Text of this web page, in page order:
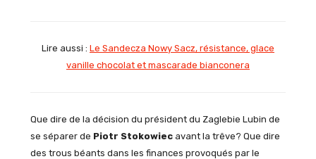
Lire aussi : Le Sandecza Nowy Sacz, résistance, glace
vanille chocolat et mascarade bianconera
Que dire de la décision du président du Zaglebie Lubin de
se séparer de Piotr Stokowiecavant la trêve? Que dire
des trous béants dans les finances provoqués par le